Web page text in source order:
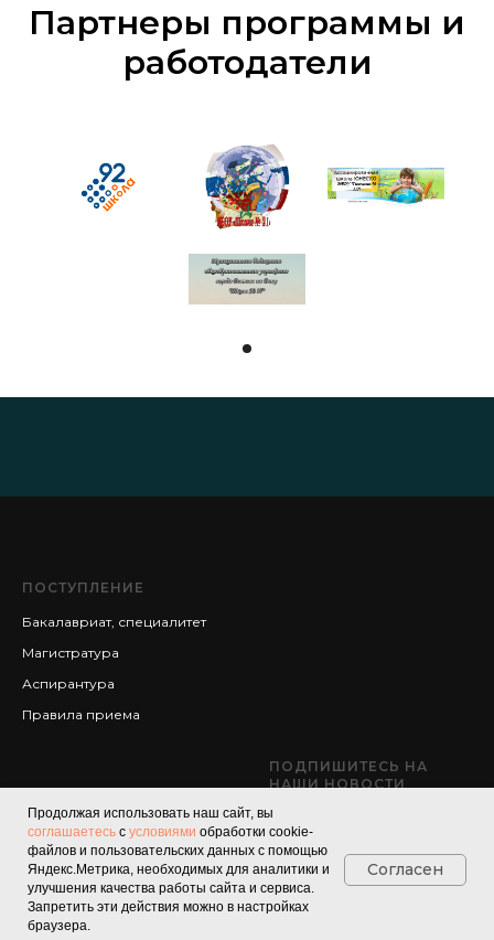
Партнеры программы и
работодатели
Продолжая использовать наш сайт, вы
соглашаетесь с условиями обработки cookie-
файлов и пользовательских данных с помощью
Яндекс.Метрика, необходимых для аналитики и
улучшения качества работы сайта и сервиса.
Запретить эти действия можно в настройках
браузера.
Согласен
ПОСТУПЛЕНИЕ
Бакалавриат, специалитет
Магистратура
Аспирантура
Правила приема
ПОДПИШИТЕСЬ НА
НАШИ НОВОСТИ